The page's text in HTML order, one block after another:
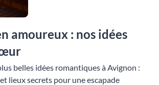
amoureux : nos idées
belles idées romantiques à Avignon :
lieux secrets pour une escapade